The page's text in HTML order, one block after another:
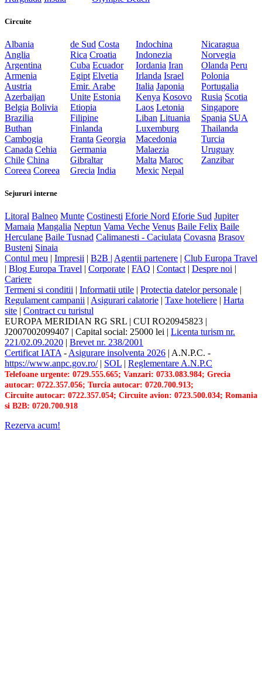
Circuite
Albania
Anglia
Argentina
Armenia
Austria
Azerbaijan
Belgia Bolivia
Brazilia
Buthan
Cambogia
Canada Cehia
Chile China
Coreea Coreea
de Sud Costa
Rica Croatia
Cuba Ecuador
Egipt Elvetia
Emir. Arabe
Unite Estonia
Etiopia
Filipine
Finlanda
Franta Georgia
Germania
Gibraltar
Grecia India
Indochina
Indonezia
Iordania Iran
Irlanda Israel
Italia Japonia
Kenya Kosovo
Laos Letonia
Liban Lituania
Luxemburg
Macedonia
Malaezia
Malta Maroc
Mexic Nepal
Nicaragua
Norvegia
Olanda Peru
Polonia
Portugalia
Rusia Scotia
Singapore
Spania SUA
Thailanda
Turcia
Uruguay
Zanzibar
Sejururi interne
Litoral Balneo Munte Costinesti Eforie Nord Eforie Sud Jupiter
Mamaia Mangalia Neptun Vama Veche Venus Baile Felix Baile
Herculane Baile Tusnad Calimanesti - Caciulata Covasna Brasov
Busteni Sinaia
Contul meu
Impresii B2B | Agentii partenere
Club Europa Travel
Blog Europa Travel Corporate FAQ Contact| Despre noi
Cariere
Termeni si conditii
Informatii utile Protectia datelor personale
Regulament campanii Asigurari calatorie Taxe hoteliere
Harta
site
Contract cu turistul
EUROPA MERIDIAN RG SRL
CUI RO20945823
J2007002099407
Capital social: 25000 lei
Licenta turism nr.
221/02.09.2020
Brevet nr. 238/2001
Certificat IATA-Asigurare insolventa 2026 A.N.P.C. -
https://www.anpc.gov.ro/| SOL Reglementare A.N.P.C
Telefoane urgente: 0729.555.665; Vanzari: 0733.083.984; Grecia
autocar: 0722.357.056; Turcia autocar: 0720.700.913;
Circuite autocar: 0722.357.054; Circuite avion: 0723.500.034; Romania
si B2B: 0720.700.918
Rezerva acum!